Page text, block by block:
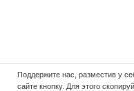
Поддержите нас, разместив у
сайте кнопку. Для этого